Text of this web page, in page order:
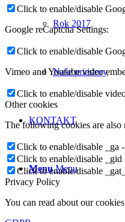
Rok 2017
Naše priestory
KONTAKT
Menu Menu
Click to enable/disable
Google reCaptcha Settings:
Click to enable/disable
Vimeo and Youtube video
Click to enable/disable
Other cookies
The following cookies are also
Click to enable/disable _ga
Click to enable/disable
Click to enable/disable
Privacy Policy
You can read about our